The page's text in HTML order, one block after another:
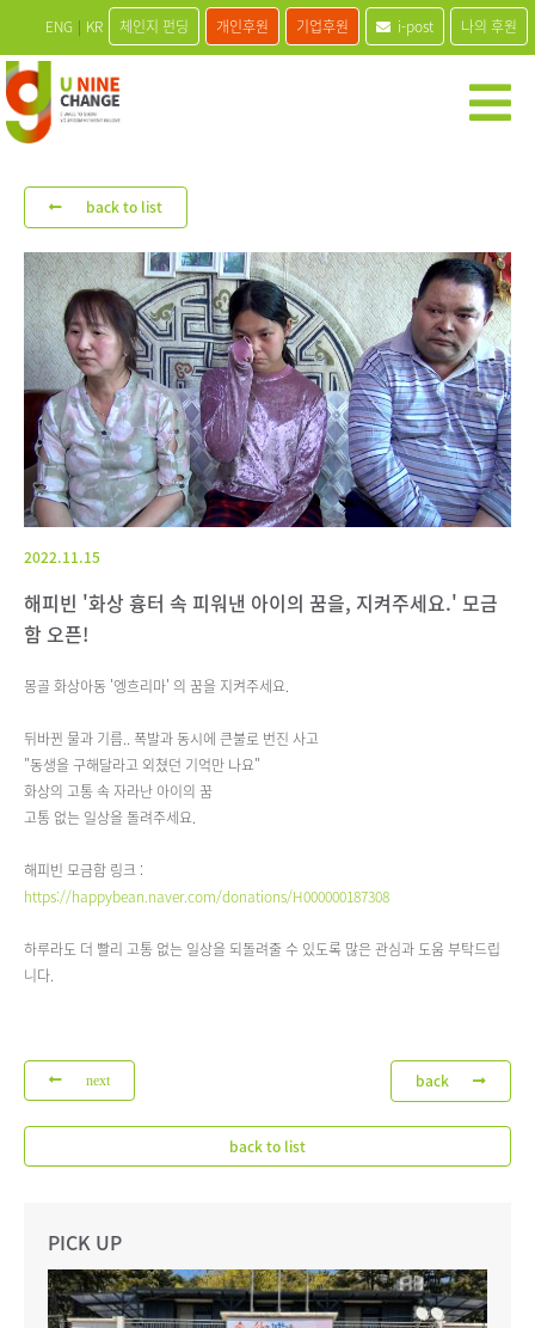
ENG | KR 체인지 펀딩 개인후원 기업후원 i-post 나의 후원
back to list
2022.11.15
해피빈 '화상 흉터 속 피워낸 아이의 꿈을, 지켜주세요.' 모금
함 오픈!
몽골 화상아동 '엥흐리마' 의 꿈을 지켜주세요.
뒤바뀐 물과 기름.. 폭발과 동시에 큰불로 번진 사고
"동생을 구해달라고 외쳤던 기억만 나요"
화상의 고통 속 자라난 아이의 꿈
고통 없는 일상을 돌려주세요.
해피빈 모금함 링크 :
https://happybean.naver.com/donations/H000000187308
하루라도 더 빨리 고통 없는 일상을 되돌려줄 수 있도록 많은 관심과 도움 부탁드립
니다.
back
next
back to list
PICK UP